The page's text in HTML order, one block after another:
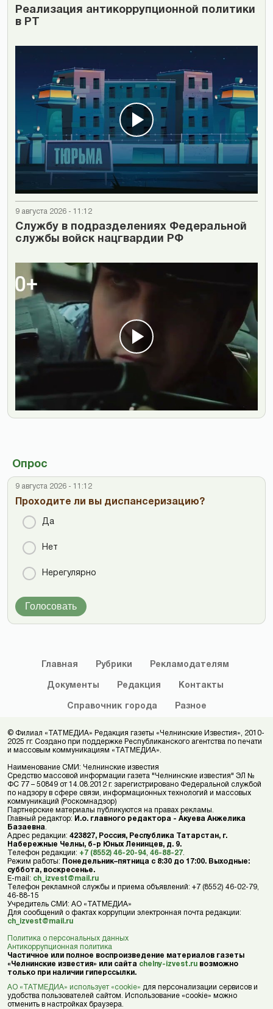
Реализация антикоррупционной политики
в РТ
9 августа 2026 - 11:12
Cлужбу в подразделениях Федеральной
службы войск нацгвардии РФ
Опрос
9 августа 2026 - 11:12
Проходите ли вы диспансеризацию?
Да
Нет
Нерегулярно
Голосовать
Главная Рубрики Рекламодателям
Документы Редакция Контакты
Справочник города Разное
© Филиал «ТАТМЕДИА» Редакция газеты «Челнинские Известия», 2010-
2025 гг. Создано при поддержке Республиканского агентства по печати
и массовым коммуникациям «ТАТМЕДИА».
Наименование СМИ: Челнинские известия
Средство массовой информации газета "Челнинские известия" ЭЛ №
ФС 77 – 50849 от 14.08.2012 г. зарегистрировано Федеральной службой
по надзору в сфере связи, информационных технологий и массовых
коммуникаций (Роскомнадзор)
Партнерские материалы публикуются на правах рекламы.
Главный редактор: И.о. главного редактора - Акуева Анжелика
Базаевна.
Адрес редакции: 423827, Россия, Республика Татарстан, г.
Набережные Челны, б-р Юных Ленинцев, д. 9.
Телефон редакции: +7 (8552) 46-20-94, 46-88-27.
Режим работы: Понедельник–пятница с 8:30 до 17:00. Выходные:
суббота, воскресенье.
E-mail: ch_izvest@mail.ru
Телефон рекламной службы и приема объявлений: +7 (8552) 46-02-79,
46-88-15
Учредитель СМИ: АО «ТАТМЕДИА»
Для сообщений о фактах коррупции электронная почта редакции:
ch_izvest@mail.ru
Политика о персональных данных
Антикоррупционная политика
Частичное или полное воспроизведение материалов газеты
«Челнинские известия» или сайта chelny-izvest.ru возможно
только при наличии гиперссылки.
АО «ТАТМЕДИА» использует «cookie» для персонализации сервисов и
удобства пользователей сайтом. Использование «cookie» можно
отменить в настройках браузера.